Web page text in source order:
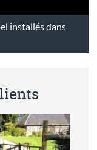
installés dans